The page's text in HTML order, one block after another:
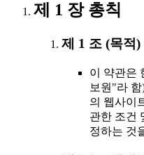
제 1 장 총칙
제 1 조 (목적)
이 약관은
보원"라
의 웹사이
관한 조건
정하는 것